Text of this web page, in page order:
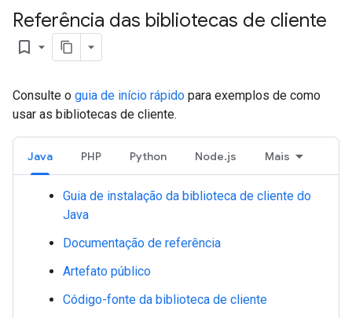
Referência das bibliotecas de cliente
bookmark_border
Consulte o guia de início rápido para exemplos de como
usar as bibliotecas de cliente.
Java PHP Python Node.js Mais
Guia de instalação da biblioteca de cliente do
Java
Documentação de referência
Artefato público
Código-fonte da biblioteca de cliente